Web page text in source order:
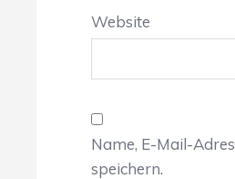
Website
Name, E-Mail-
speichern.